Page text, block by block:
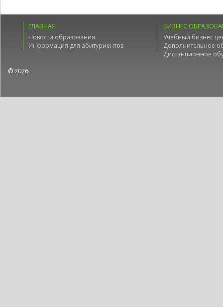
ГЛАВНАЯ
Новости образования
Информация для абитуриентов
БИЗНЕС
Учебный бизнес
Дополнительное
Дистанционное
© 2026